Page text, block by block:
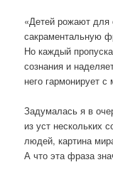
«Детей рожают
сакраментальную
Но каждый
сознания и
него гармонирует с
Задумалась я в
из уст нескольких
людей, картина
А что эта фраза